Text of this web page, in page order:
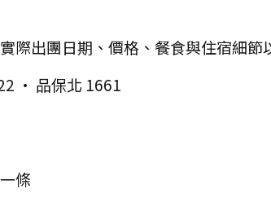
際出團日期、價格、餐食與住宿細節
· 品保北 1661
條